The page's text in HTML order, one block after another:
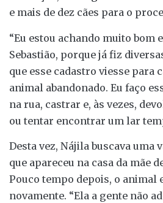
e mais de dez cães para o
“Eu estou achando muito bom
Sebastião, porque já fiz
que esse cadastro viesse para
animal abandonado. Eu faço
na rua, castrar e, às vezes,
ou tentar encontrar um lar
Desta vez, Nájila buscava uma
que apareceu na casa da mãe
Pouco tempo depois, o animal
novamente. “Ela a gente não